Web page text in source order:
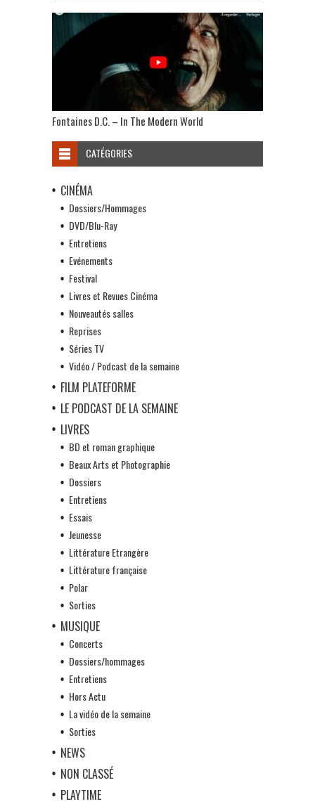
Fontaines D.C. – In The Modern World
CATÉGORIES
CINÉMA
Dossiers/Hommages
DVD/Blu-Ray
Entretiens
Evénements
Festival
Livres et Revues Cinéma
Nouveautés salles
Reprises
Séries TV
Vidéo / Podcast de la semaine
FILM PLATEFORME
LE PODCAST DE LA SEMAINE
LIVRES
BD et roman graphique
Beaux Arts et Photographie
Dossiers
Entretiens
Essais
Jeunesse
Littérature Etrangère
Littérature française
Polar
Sorties
MUSIQUE
Concerts
Dossiers/hommages
Entretiens
Hors Actu
La vidéo de la semaine
Sorties
NEWS
NON CLASSÉ
PLAYTIME